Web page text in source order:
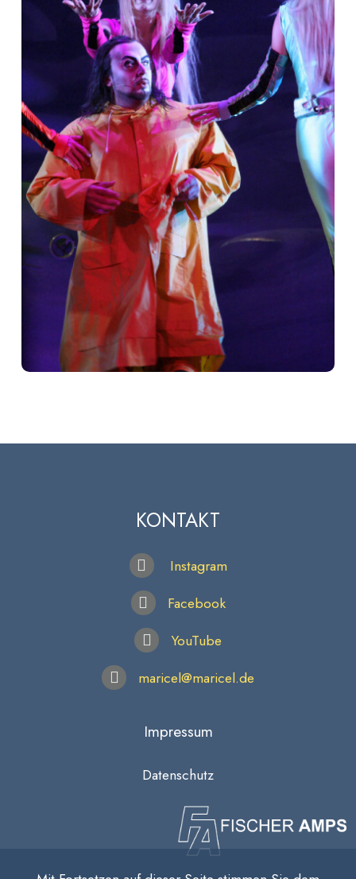
KONTAKT
Instagram
Facebook
YouTube
maricel@maricel.de
Impressum
Datenschutz